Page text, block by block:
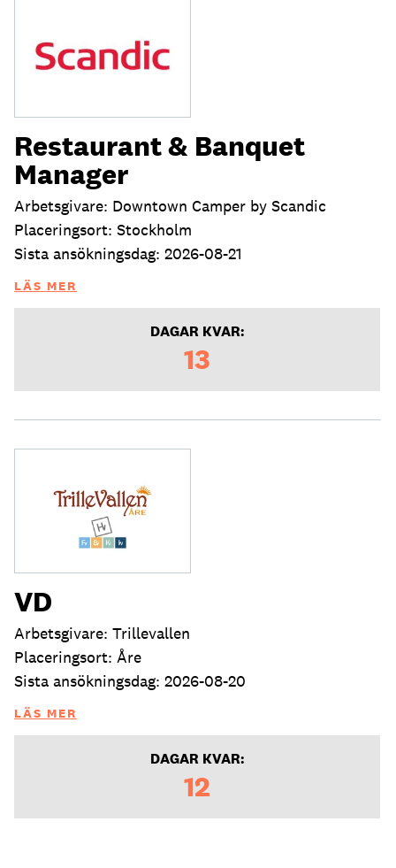
Restaurant & Banquet
Manager
Arbetsgivare: Downtown Camper by Scandic
Placeringsort: Stockholm
Sista ansökningsdag: 2026-08-21
LÄS MER
DAGAR KVAR:
13
VD
Arbetsgivare: Trillevallen
Placeringsort: Åre
Sista ansökningsdag: 2026-08-20
LÄS MER
DAGAR KVAR:
12